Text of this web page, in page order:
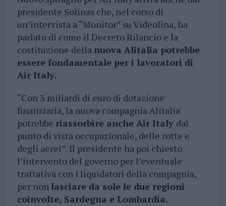
presidente Solinas che, nel corso di
un’intervista a “Monitor” su Videolina, ha
parlato di come il Decreto Rilancio e la
costituzione della nuova Alitalia potrebbe
essere fondamentale per i lavoratori di
Air Italy.
“Con 3 miliardi di euro di dotazione
finanziaria, la nuova compagnia Alitalia
potrebbe riassorbire anche Air Italy dal
punto di vista occupazionale, delle rotte e
degli aerei”. Il presidente ha poi chiesto
l’intervento del governo per l’eventuale
trattativa con i liquidatori della compagnia,
per non lasciare da sole le due regioni
coinvolte, Sardegna e Lombardia.